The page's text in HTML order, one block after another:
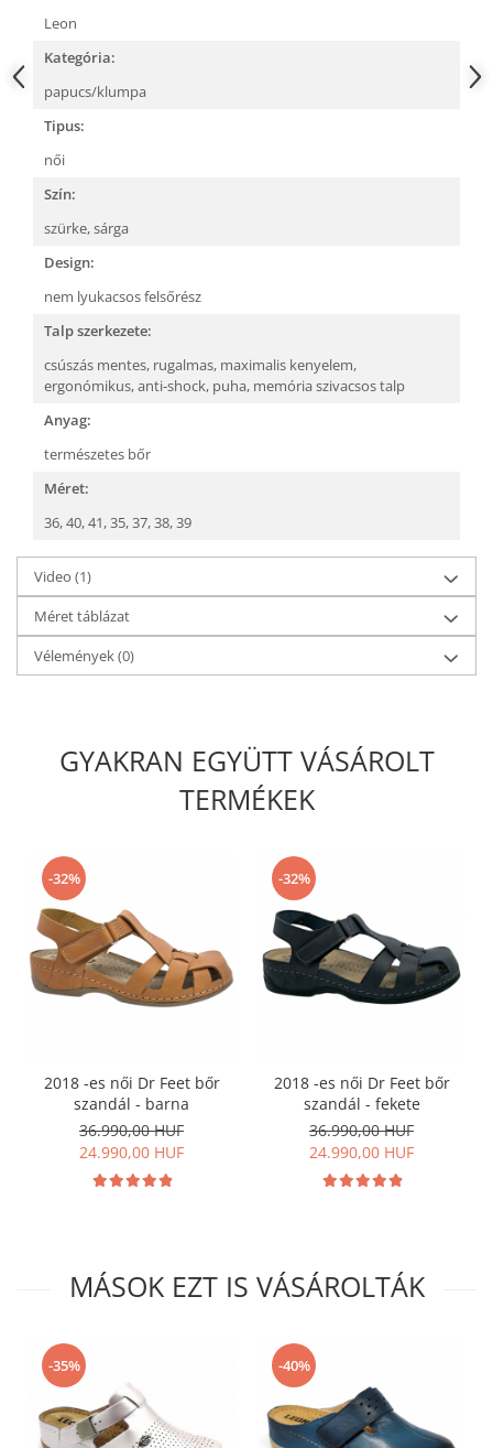
Leon
Kategória:
papucs/klumpa
Tipus:
női
Szín:
szürke,sárga
Design:
nem lyukacsos felsőrész
Talp szerkezete:
csúszás mentes, rugalmas, maximalis kenyelem,
ergonómikus,anti-shock, puha, memória szivacsos talp
Anyag:
természetes bőr
Méret:
36,40,41,35,37,38,39
Video (1)
Méret táblázat
Vélemények(0)
GYAKRAN EGYÜTT VÁSÁROLT
TERMÉKEK
-32%
2018 -es női Dr Feet bőr
szandál - barna
36.990,00 HUF
24.990,00 HUF
-32%
2018 -es női Dr Feet bőr
szandál - fekete
36.990,00 HUF
24.990,00 HUF
MÁSOK EZT IS VÁSÁROLTÁK
-35% -40%